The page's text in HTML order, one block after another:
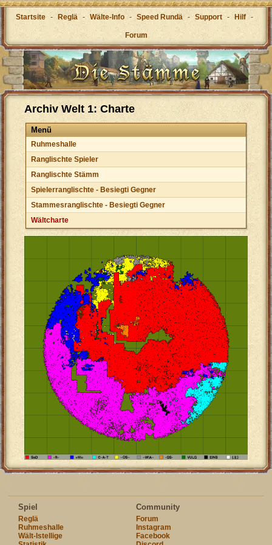
Startsite - Reglä - Wälte-Info - Speed Rundä - Support - Hilf -
Forum
Archiv Welt 1: Charte
Menü
Ruhmeshalle
Ranglischte Spieler
Ranglischte Stämm
Spielerranglischte - Besiegti Gegner
Stammesranglischte - Besiegti Gegner
Wältcharte
Spiel
Reglä
Ruhmeshalle
Wält-Istellige
Community
Forum
Instagram
Facebook